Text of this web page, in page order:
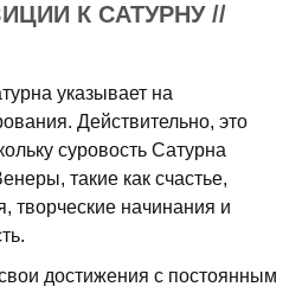
К САТУРНУ //
указывает на
Действительно, это
суровость Сатурна
такие как счастье,
творческие начинания и
достижения с постоянным